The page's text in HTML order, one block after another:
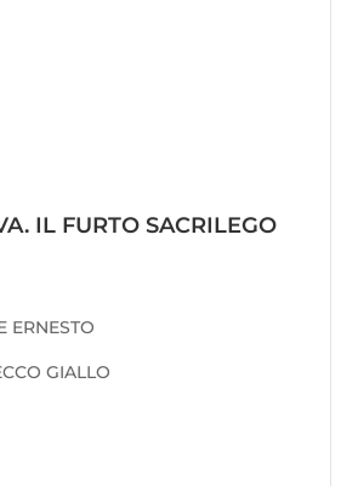
IL FURTO SACRILEGO
ERNESTO
GIALLO